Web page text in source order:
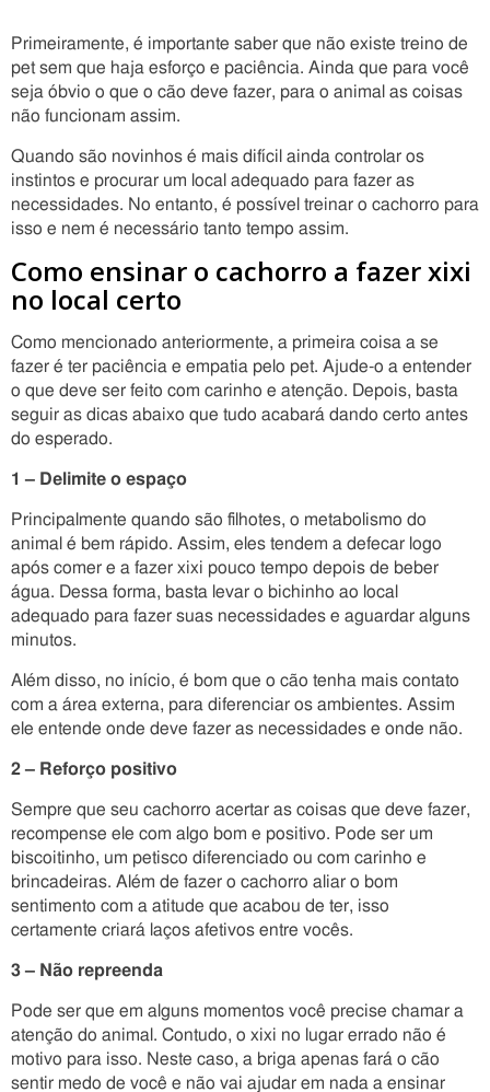
Primeiramente, é importante saber que não existe treino de
pet sem que haja esforço e paciência. Ainda que para você
seja óbvio o que o cão deve fazer, para o animal as coisas
não funcionam assim.
Quando são novinhos é mais difícil ainda controlar os
instintos e procurar um local adequado para fazer as
necessidades. No entanto, é possível treinar o cachorro para
isso e nem é necessário tanto tempo assim.
Como ensinar o cachorro a fazer xixi
no local certo
Como mencionado anteriormente, a primeira coisa a se
fazer é ter paciência e empatia pelo pet. Ajude-o a entender
o que deve ser feito com carinho e atenção. Depois, basta
seguir as dicas abaixo que tudo acabará dando certo antes
do esperado.
1 – Delimite o espaço
Principalmente quando são filhotes, o metabolismo do
animal é bem rápido. Assim, eles tendem a defecar logo
após comer e a fazer xixi pouco tempo depois de beber
água. Dessa forma, basta levar o bichinho ao local
adequado para fazer suas necessidades e aguardar alguns
minutos.
Além disso, no início, é bom que o cão tenha mais contato
com a área externa, para diferenciar os ambientes. Assim
ele entende onde deve fazer as necessidades e onde não.
2 – Reforço positivo
Sempre que seu cachorro acertar as coisas que deve fazer,
recompense ele com algo bom e positivo. Pode ser um
biscoitinho, um petisco diferenciado ou com carinho e
brincadeiras. Além de fazer o cachorro aliar o bom
sentimento com a atitude que acabou de ter, isso
certamente criará laços afetivos entre vocês.
3 – Não repreenda
Pode ser que em alguns momentos você precise chamar a
atenção do animal. Contudo, o xixi no lugar errado não é
motivo para isso. Neste caso, a briga apenas fará o cão
sentir medo de você e não vai ajudar em nada a ensinar